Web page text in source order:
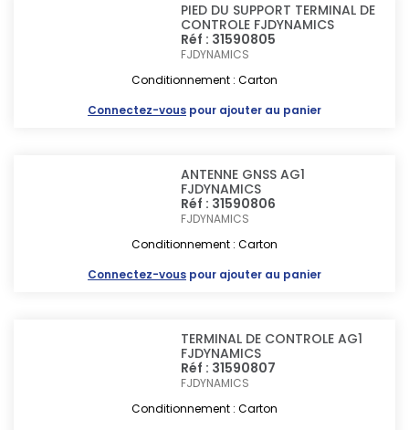
PIED DU SUPPORT TERMINAL DE
CONTROLE FJDYNAMICS
Réf : 31590805
FJDYNAMICS
Conditionnement : Carton
Connectez-vous pour ajouter au panier
ANTENNE GNSS AG1
FJDYNAMICS
Réf : 31590806
FJDYNAMICS
Conditionnement : Carton
Connectez-vous pour ajouter au panier
TERMINAL DE CONTROLE AG1
FJDYNAMICS
Réf : 31590807
FJDYNAMICS
Conditionnement : Carton